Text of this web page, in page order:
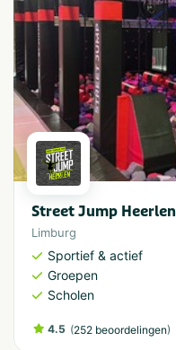
Street Jump Heerlen
Limburg
Sportief & actief
Groepen
Scholen
4.5 (252 beoordelingen)